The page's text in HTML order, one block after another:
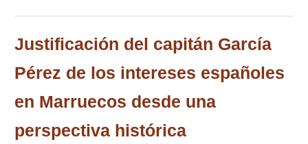
Justificación del capitán García
Pérez de los intereses españoles
en Marruecos desde una
perspectiva histórica